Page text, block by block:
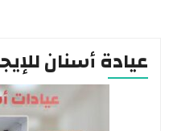
أسنان للإيجار